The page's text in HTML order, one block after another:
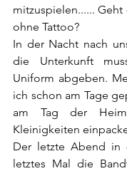
mitzuspielen......
ohne Tattoo?
In der Nacht nach
die Unterkunft
Uniform abgeben.
ich schon am Tage
am Tag der
Kleinigkeiten
Der letzte Abend in
letztes Mal die